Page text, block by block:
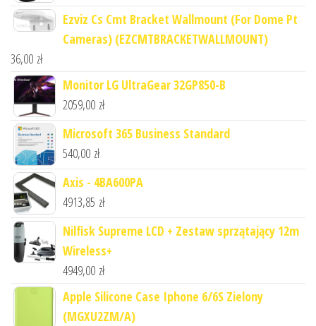
Ezviz Cs Cmt Bracket Wallmount (For Dome Pt
Cameras) (EZCMTBRACKETWALLMOUNT)
36,00 zł
Monitor LG UltraGear 32GP850-B
2059,00 zł
Microsoft 365 Business Standard
540,00 zł
Axis - 4BA600PA
4913,85 zł
Nilfisk Supreme LCD + Zestaw sprzątający 12m
Wireless+
4949,00 zł
Apple Silicone Case Iphone 6/6S Zielony
(MGXU2ZM/A)